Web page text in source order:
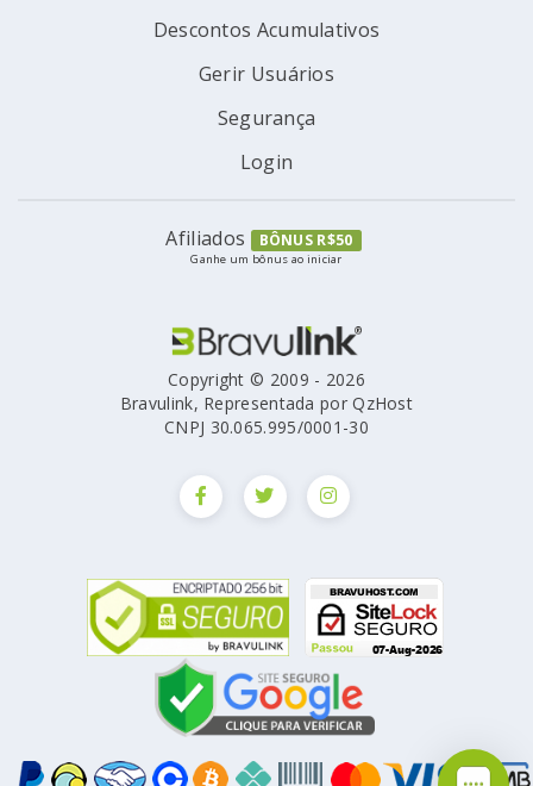
Descontos Acumulativos
Gerir Usuários
Segurança
Login
Afiliados BÔNUS R$50
Ganhe um bônus ao iniciar
Copyright © 2009 - 2026
Bravulink, Representada por QzHost
CNPJ 30.065.995/0001-30